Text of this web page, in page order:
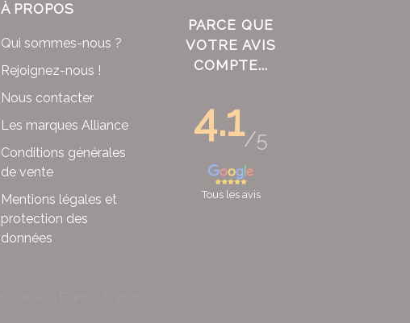
À PROPOS
Qui sommes-nous ?
Rejoignez-nous !
Nous contacter
Les marques Alliance
Conditions générales
de vente
Mentions légales et
protection des
données
PARCE QUE
VOTRE AVIS
COMPTE...
4.1/5
Tous les avis